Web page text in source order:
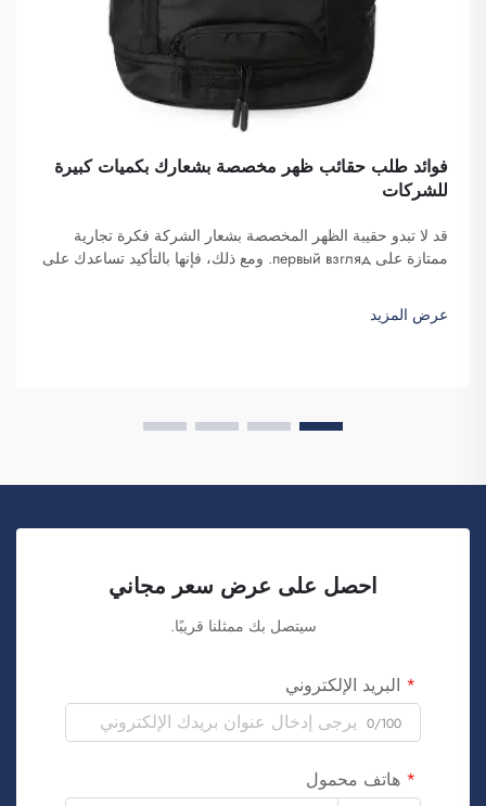
فوائد طلب حقائب ظهر مخصصة بشعارك بكميات كبيرة
للشركات
قد لا تبدو حقيبة الظهر المخصصة بشعار الشركة فكرة تجارية
ممتازة على первый взгляд. ومع ذلك، فإنها بالتأكيد تساعدك على
الحقائب بكميات كبيرة وتوفّرها لغرض تعزيز الوعي بالعلامة
التجارية. كما تعلمون، عندما...
عرض المزيد
احصل على عرض سعر مجاني
سيتصل بك ممثلنا قريبًا.
البريد الإلكتروني
0/100
هاتف محمول